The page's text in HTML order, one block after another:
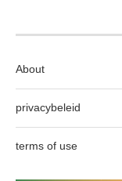
About
privacybeleid
terms of use